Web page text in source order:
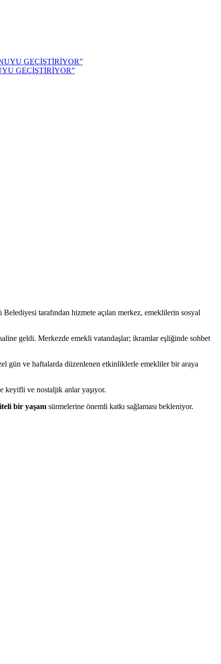
GEÇİŞTİRİYOR”
tarafından hizmete açılan merkez, emeklilerin sosyal
geldi. Merkezde emekli vatandaşlar; ikramlar eşliğinde sohbet
gün ve haftalarda düzenlenen etkinliklerle emekliler bir araya
keyifli ve nostaljik anlar yaşıyor.
bir yaşam sürmelerine önemli katkı sağlaması bekleniyor.